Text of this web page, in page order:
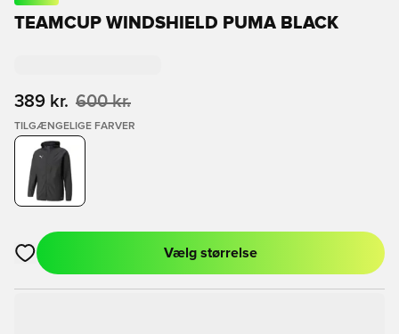
TEAMCUP WINDSHIELD PUMA BLACK
389 kr. 600 kr.
TILGÆNGELIGE FARVER
Åbner en Modal til at logge ind eller tilmelde dig som medlem
Vælg størrelse